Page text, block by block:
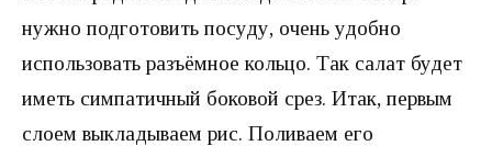
нужно подготовить посуду, очень удобно
использовать разъёмное кольцо. Так салат будет
иметь симпатичный боковой срез. Итак, первым
слоем выкладываем рис. Поливаем его